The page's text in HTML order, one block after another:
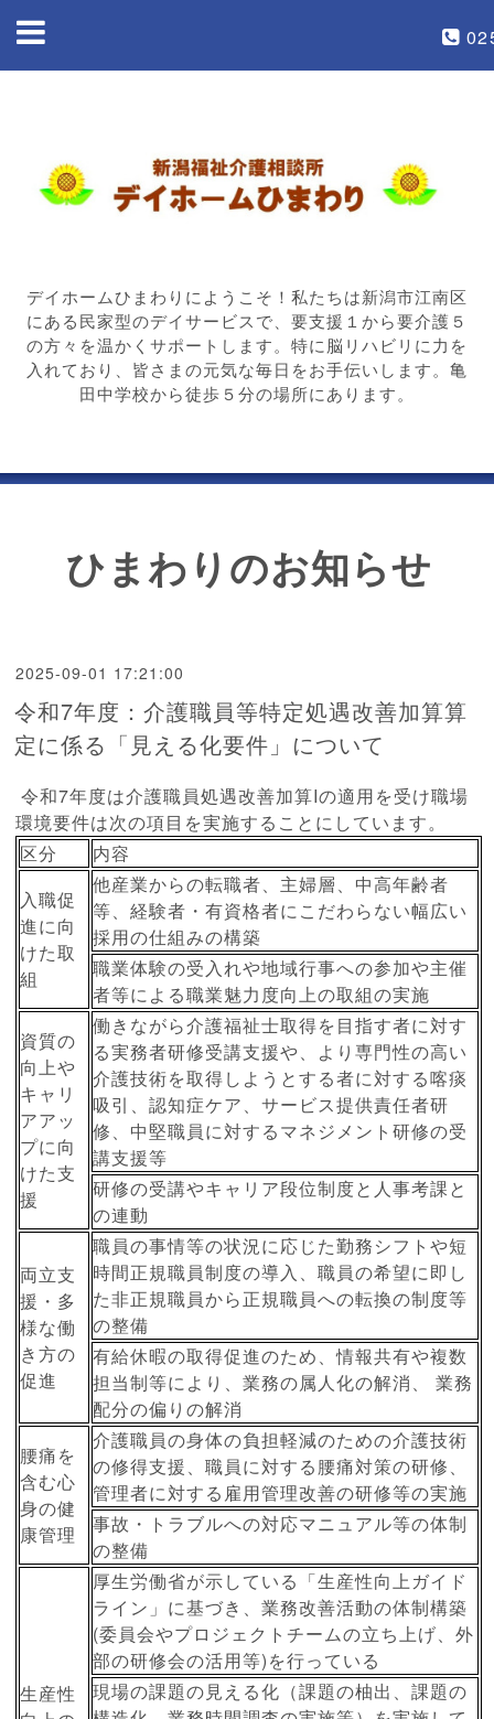
デイホームひまわりにようこそ！私たちは新潟市江南区
にある民家型のデイサービスで、要支援１から要介護５
の方々を温かくサポートします。特に脳リハビリに力を
入れており、皆さまの元気な毎日をお手伝いします。亀
田中学校から徒歩５分の場所にあります。
ひまわりのお知らせ
2025-09-01 17:21:00
令和7年度：介護職員等特定処遇改善加算算
定に係る「見える化要件」について
令和7年度は介護職員処遇改善加算Iの適用を受け職場
環境要件は次の項目を実施することにしています。
区分
内容
入職促
進に向
けた取
組
他産業からの転職者、主婦層、中高年齢者
等、経験者・有資格者にこだわらない幅広い
採用の仕組みの構築
職業体験の受入れや地域行事への参加や主催
者等による職業魅力度向上の取組の実施
資質の
向上や
キャリ
アアッ
プに向
けた支
援
働きながら介護福祉士取得を目指す者に対す
る実務者研修受講支援や、より専門性の高い
介護技術を取得しようとする者に対する喀痰
吸引、認知症ケア、サービス提供責任者研
修、中堅職員に対するマネジメント研修の受
講支援等
研修の受講やキャリア段位制度と人事考課と
の連動
両立支
援・多
様な働
き方の
促進
職員の事情等の状況に応じた勤務シフトや短
時間正規職員制度の導入、職員の希望に即し
た非正規職員から正規職員への転換の制度等
の整備
有給休暇の取得促進のため、情報共有や複数
担当制等により、業務の属人化の解消、 業務
配分の偏りの解消
腰痛を
含む心
身の健
康管理
介護職員の身体の負担軽減のための介護技術
の修得支援、職員に対する腰痛対策の研修、
管理者に対する雇用管理改善の研修等の実施
事故・トラブルへの対応マニュアル等の体制
の整備
生産性
厚生労働省が示している「生産性向上ガイド
ライン」に基づき、業務改善活動の体制構築
(委員会やプロジェクトチームの立ち上げ、外
部の研修会の活用等)を行っている
現場の課題の見える化（課題の柚出、課題の